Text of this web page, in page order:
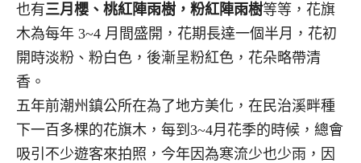
也有三月櫻、桃紅陣雨樹，粉紅陣雨樹等等，花旗
木為每年 3~4 月間盛開，花期長達一個半月，花初
開時淡粉、粉白色，後漸呈粉紅色，花朵略帶清
香。
五年前潮州鎮公所在為了地方美化，在民治溪畔種
下一百多棵的花旗木，每到3~4月花季的時候，總會
吸引不少遊客來拍照，今年因為寒流少也少雨，因